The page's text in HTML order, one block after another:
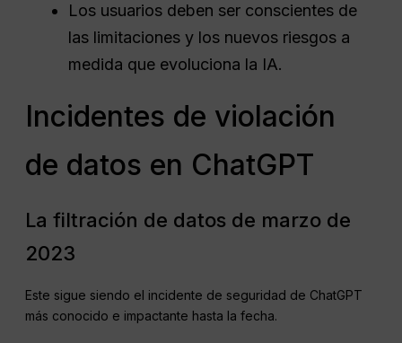
Los usuarios deben ser conscientes de
las limitaciones y los nuevos riesgos a
medida que evoluciona la IA.
Incidentes de violación
de datos en ChatGPT
La filtración de datos de marzo de
2023
Este sigue siendo el incidente de seguridad de ChatGPT
más conocido e impactante hasta la fecha.